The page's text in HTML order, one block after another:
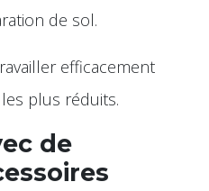
de sol.
efficacement
plus réduits.
de